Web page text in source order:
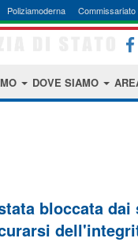
Poliziamoderna Commissariato
DOVE SIAMO
bloccata